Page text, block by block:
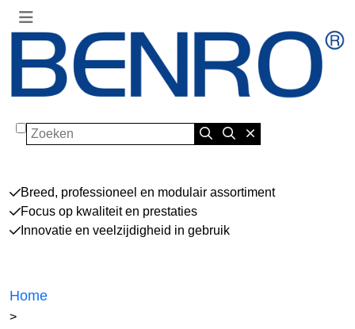
Zoeken
Breed, professioneel en modulair assortiment
Focus op kwaliteit en prestaties
Innovatie en veelzijdigheid in gebruik
Home
>